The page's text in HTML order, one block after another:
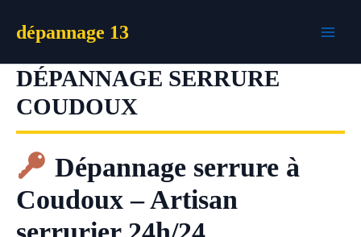
dépannage 13
DÉPANNAGE SERRURE
COUDOUX
Dépannage serrure à
Coudoux – Artisan